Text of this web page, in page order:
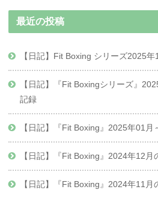
最近の投稿
【日記】Fit Boxing シリーズ2025
【日記】『Fit Boxingシリーズ』
記録
【日記】『Fit Boxing』2025年01
【日記】『Fit Boxing』2024年12月
【日記】『Fit Boxing』2024年11月